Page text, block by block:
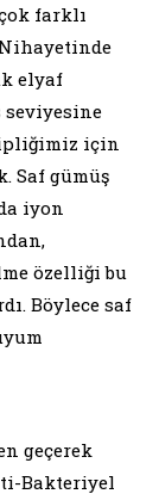
farklı
elyaf
seviyesine
için
Saf gümüş
iyon
özelliği bu
Böylece saf
geçerek
Bakteriyel